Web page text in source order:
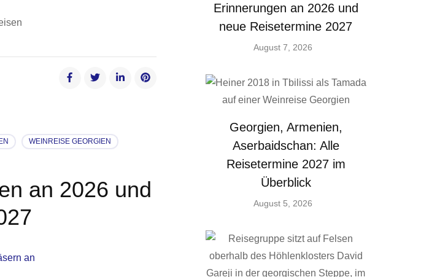
WEINREISE GEORGIEN
an 2026 und
Erinnerungen an 2026 und
neue Reisetermine 2027
August 7, 2026
Georgien, Armenien,
Aserbaidschan: Alle
Reisetermine 2027 im
Überblick
August 5, 2026